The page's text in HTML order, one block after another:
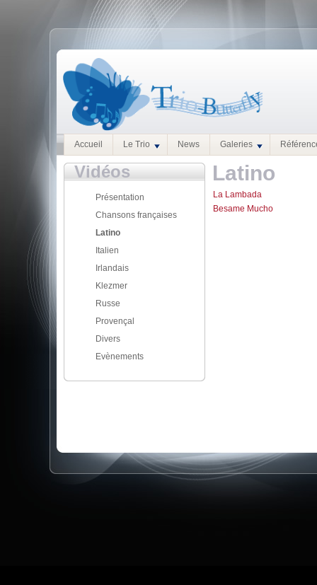
Accueil Le Trio News Galeries
Vidéos
Présentation
Chansons françaises
Latino
Italien
Irlandais
Klezmer
Russe
Provençal
Divers
Evènements
Latino
La Lambada
Besame Mucho